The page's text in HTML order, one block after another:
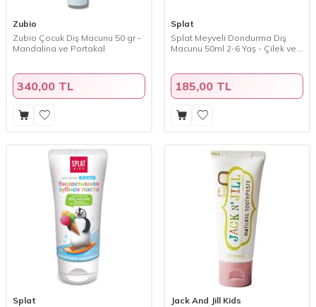
Zubio
Zubio Çocuk Diş Macunu 50 gr -
Mandalina ve Portakal
340,00 TL
Splat
Splat Meyveli Dondurma Diş
Macunu 50ml 2-6 Yaş - Çilek ve
185,00 TL
Splat
Jack And Jill Kids